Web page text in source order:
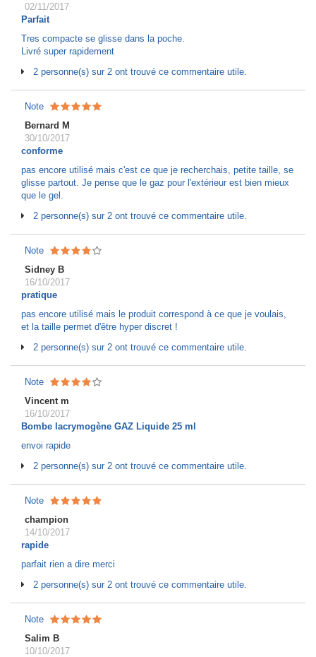
02/11/2017
Parfait
Tres compacte se glisse dans la poche.
Livré super rapidement
2 personne(s) sur 2 ont trouvé ce commentaire utile.
Note
Bernard M
30/10/2017
conforme
pas encore utilisé mais c'est ce que je recherchais, petite taille, se
glisse partout. Je pense que le gaz pour l'extérieur est bien mieux
que le gel.
2 personne(s) sur 2 ont trouvé ce commentaire utile.
Note
Sidney B
16/10/2017
pratique
pas encore utilisé mais le produit correspond à ce que je voulais,
et la taille permet d'être hyper discret !
2 personne(s) sur 2 ont trouvé ce commentaire utile.
Note
Vincent m
16/10/2017
Bombe lacrymogène GAZ Liquide 25 ml
envoi rapide
2 personne(s) sur 2 ont trouvé ce commentaire utile.
Note
champion
14/10/2017
rapide
parfait rien a dire merci
2 personne(s) sur 2 ont trouvé ce commentaire utile.
Note
Salim B
10/10/2017